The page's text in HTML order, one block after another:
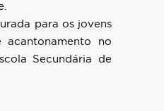
para os jovens
acantonamento no
Secundária de